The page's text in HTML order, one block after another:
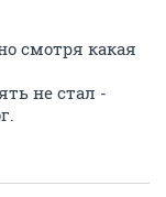
смотря какая
не стал -